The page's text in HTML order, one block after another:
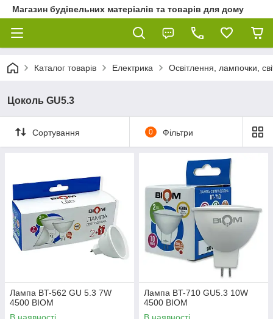
Магазин будівельних матеріалів та товарів для дому
Каталог товарів Електрика Освітлення, лампочки,
Цоколь GU5.3
Сортування 0 Фільтри
Лампа BT-562 GU 5.3 7W
4500 BIOM
Лампа BT-710 GU5.3 10W
4500 BIOM